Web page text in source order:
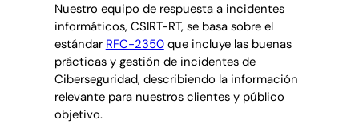
Nuestro equipo de respuesta a incidentes
informáticos, CSIRT-RT, se basa sobre el
estándar RFC-2350que incluye las buenas
prácticas y gestión de incidentes de
Ciberseguridad, describiendo la información
relevante para nuestros clientes y público
objetivo.